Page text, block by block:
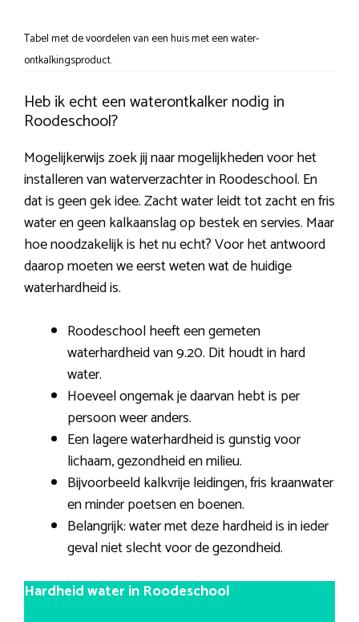
Tabel met de voordelen van een huis met een water-
ontkalkingsproduct.
Heb ik echt een waterontkalker nodig in
Roodeschool?
Mogelijkerwijs zoek jij naar mogelijkheden voor het
installeren van waterverzachter in Roodeschool. En
dat is geen gek idee. Zacht water leidt tot zacht en fris
water en geen kalkaanslag op bestek en servies. Maar
hoe noodzakelijk is het nu echt? Voor het antwoord
daarop moeten we eerst weten wat de huidige
waterhardheid is.
Roodeschool heeft een gemeten
waterhardheid van 9.20. Dit houdt in hard
water.
Hoeveel ongemak je daarvan hebt is per
persoon weer anders.
Een lagere waterhardheid is gunstig voor
lichaam, gezondheid en milieu.
Bijvoorbeeld kalkvrije leidingen, fris kraanwater
en minder poetsen en boenen.
Belangrijk: water met deze hardheid is in ieder
geval niet slecht voor de gezondheid.
Hardheid water in Roodeschool